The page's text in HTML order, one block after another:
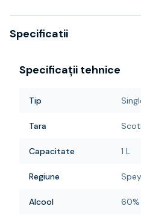
Specificatii
Specificații tehnice
Tip
Tara
Capacitate 1 L
Regiune
Alcool 60%